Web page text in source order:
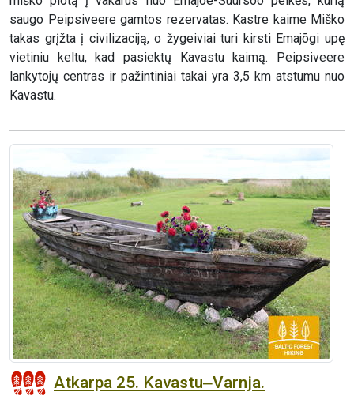
saugo Peipsiveere gamtos rezervatas. Kastre kaime Miško
takas grįžta į civilizaciją, o žygeiviai turi kirsti Emajõgi upę
vietiniu keltu, kad pasiektų Kavastu kaimą. Peipsiveere
lankytojų centras ir pažintiniai takai yra 3,5 km atstumu nuo
Kavastu.
Atkarpa 25. Kavastu‒Varnja.